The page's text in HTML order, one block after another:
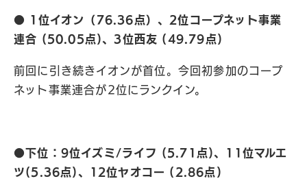
● 1位イオン（76.36点）、2位コープネット事業
連合 (50.05点)、3位西友 (49.79点)
前回に引き続きイオンが首位。今回初参加のコープ
ネット事業連合が2位にランクイン。
●下位：9位イズミ/ライフ (5.71点)、11位マルエ
ツ(5.36点)、12位ヤオコー (2.86点)